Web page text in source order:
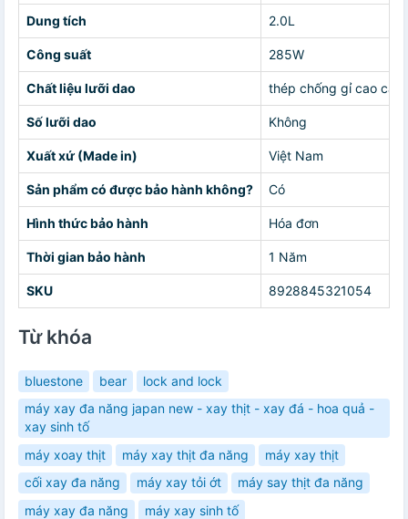
Dung tích 2.0L
Công suất 285W
Chất liệu lưỡi dao thép chống gỉ cao cấp
Số lưỡi dao Không
Xuất xứ (Made in) Việt Nam
Sản phẩm có được bảo hành không? Có
Hình thức bảo hành Hóa đơn
Thời gian bảo hành 1 Năm
SKU 8928845321054
Từ khóa
bluestone bear
lock and lock
máy xay đa năng japan new - xay thịt - xay đá - hoa quả -
xay sinh tố
máy xoay thịt
máy xay thịt đa năng
máy xay thịt
cối xay đa năng
máy xay tỏi ớt
máy say thịt đa năng
máy xay đa năng
máy xay sinh tố